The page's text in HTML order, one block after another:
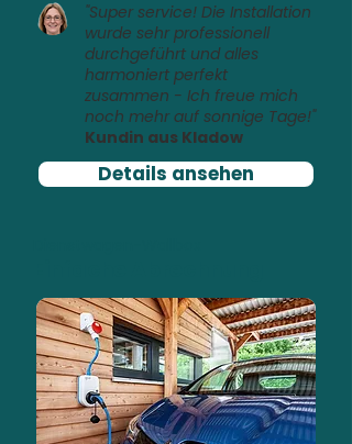
"Super service! Die Installation
wurde sehr professionell
durchgeführt und alles
harmoniert perfekt
zusammen - Ich freue mich
noch mehr auf sonnige Tage!"
Kundin aus Kladow
Details ansehen